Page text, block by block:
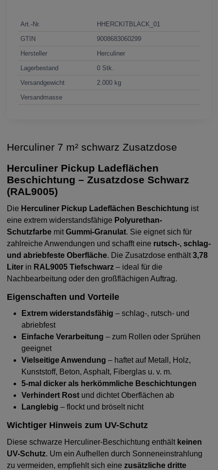
Art.-Nr.
HHERCKITBLACK_01
GTIN
9008683060299
Hersteller
Herculiner
Lagerbestand
0 Stk.
Versandgewicht
2.000 kg
Versandmasse
Herculiner 7 m² schwarz Zusatzdose
Herculiner Pickup Ladeflächen
Beschichtung – Zusatzdose Schwarz
(RAL9005)
Die Herculiner Pickup Ladeflächen Beschichtung ist
eine extrem widerstandsfähige Polyurethan-
Schutzfarbe mitGummi-Granulat. Sie eignet sich für
zahlreiche Anwendungen und schafft eine rutsch-, schlag-
und abriebfeste Oberfläche. Die Zusatzdose enthält3,78
Liter in RAL9005 Tiefschwarz – ideal für die
Nachbearbeitung oder den großflächigen Auftrag.
Eigenschaften und Vorteile
Extrem widerstandsfähig – schlag-, rutsch- und
abriebfest
Einfache Verarbeitung – zum Rollen oder Sprühen
geeignet
Vielseitige Anwendung – haftet auf Metall, Holz,
Kunststoff, Beton, Asphalt, Fiberglas u. v. m.
5-mal dicker als herkömmliche Beschichtungen
Verhindert Rost und dichtet Oberflächen ab
Langlebig – flockt und bröselt nicht
Wichtiger Hinweis zum UV-Schutz
Diese schwarze Herculiner-Beschichtung enthält keinen
UV-Schutz. Um ein Aufhellen durch Sonneneinstrahlung
zu vermeiden, empfiehlt sich einezusätzliche dritte